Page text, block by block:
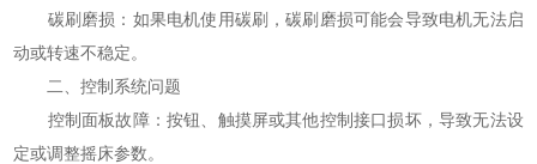
碳刷磨损：如果电机使用碳刷，碳刷磨损可能会导致电机无法启
动或转速不稳定。
二、控制系统问题
控制面板故障：按钮、触摸屏或其他控制接口损坏，导致无法设
定或调整摇床参数。